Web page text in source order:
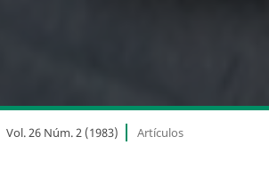
Vol. 26 Núm. 2 (1983) Artículos